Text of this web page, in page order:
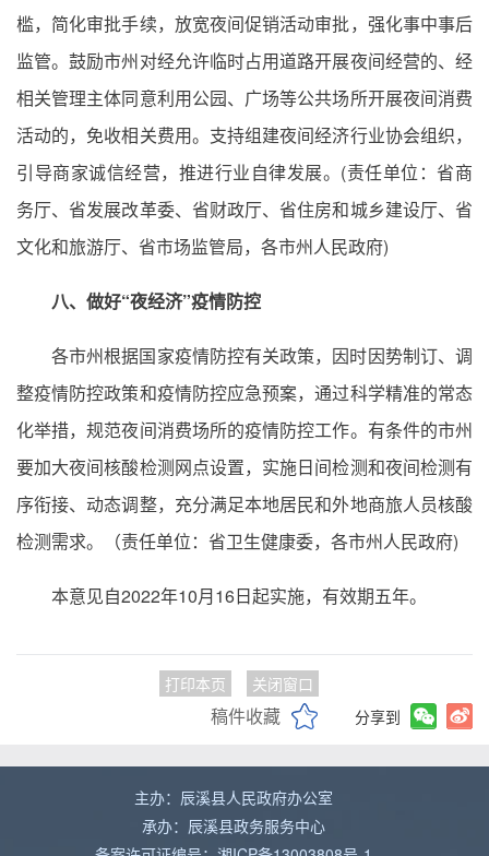
槛，简化审批手续，放宽夜间促销活动审批，强化事中事后
监管。鼓励市州对经允许临时占用道路开展夜间经营的、经
相关管理主体同意利用公园、广场等公共场所开展夜间消费
活动的，免收相关费用。支持组建夜间经济行业协会组织，
引导商家诚信经营，推进行业自律发展。(责任单位：省商
务厅、省发展改革委、省财政厅、省住房和城乡建设厅、省
文化和旅游厅、省市场监管局，各市州人民政府)
八、做好“夜经济”疫情防控
各市州根据国家疫情防控有关政策，因时因势制订、调
整疫情防控政策和疫情防控应急预案，通过科学精准的常态
化举措，规范夜间消费场所的疫情防控工作。有条件的市州
要加大夜间核酸检测网点设置，实施日间检测和夜间检测有
序衔接、动态调整，充分满足本地居民和外地商旅人员核酸
检测需求。（责任单位：省卫生健康委，各市州人民政府)
本意见自2022年10月16日起实施，有效期五年。
打印本页 关闭窗口
稿件收藏 分享到
主办：辰溪县人民政府办公室
承办：辰溪县政务服务中心